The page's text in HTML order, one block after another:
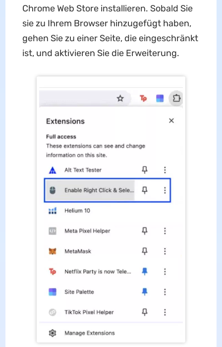
Chrome Web Store installieren. Sobald Sie
sie zu Ihrem Browser hinzugefügt haben,
gehen Sie zu einer Seite, die eingeschränkt
ist, und aktivieren Sie die Erweiterung.